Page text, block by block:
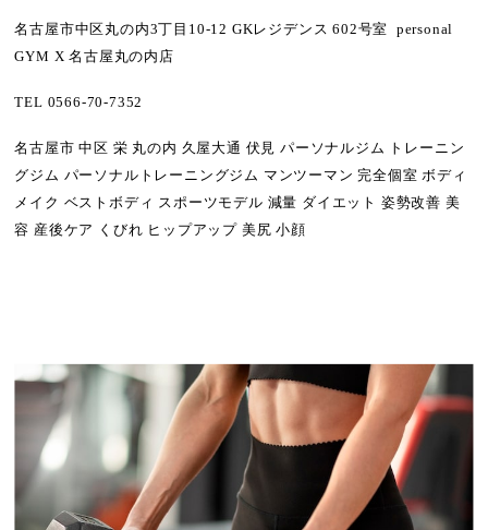
名古屋市中区丸の内3丁目10-12 GKレジデンス 602号室 personal
GYM X 名古屋丸の内店
TEL 0566-70-7352
名古屋市 中区 栄 丸の内 久屋大通 伏見 パーソナルジム トレーニン
グジム パーソナルトレーニングジム マンツーマン 完全個室 ボディ
メイク ベストボディ スポーツモデル 減量 ダイエット 姿勢改善 美
容 産後ケア くびれ ヒップアップ 美尻 小顔